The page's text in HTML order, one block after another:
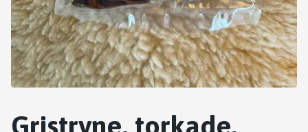
Gristryne, torkade,